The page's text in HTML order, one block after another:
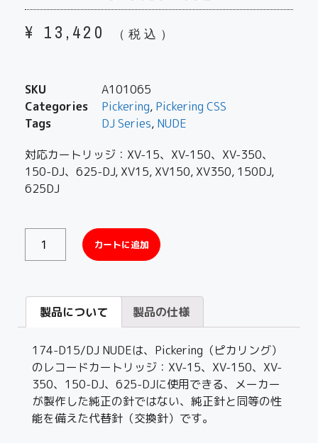
¥ 13,420 （税込）
SKU
A101065
Categories
Pickering, Pickering CSS
Tags
DJ Series, NUDE
対応カートリッジ：XV-15、XV-150、XV-350、
150-DJ、625-DJ, XV15, XV150, XV350, 150DJ,
625DJ
カートに追加
製品について 製品の仕様
174-D15/DJ NUDEは、Pickering（ピカリング）
のレコードカートリッジ：XV-15、XV-150、XV-
350、150-DJ、625-DJに使用できる、メーカー
が製作した純正の針ではない、純正針と同等の性
能を備えた代替針（交換針）です。